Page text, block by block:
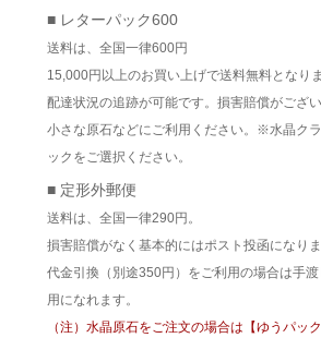
■ レターパック600
送料は、全国一律600円
15,000円以上のお買い上げで送料無料となりま
配達状況の追跡が可能です。損害賠償がござい
小さな原石などにご利用ください。※水晶ク
ックをご選択ください。
■ 定形外郵便
送料は、全国一律290円。
損害賠償がなく基本的にはポスト投函になりま
代金引換（別途350円）をご利用の場合は手
用になれます。
（注）水晶原石をご注文の場合は【ゆうパッ